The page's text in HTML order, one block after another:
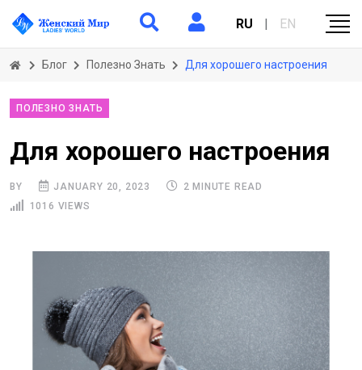
RU | EN
Блог Полезно Знать Для хорошего настроения
ПОЛЕЗНО ЗНАТЬ
Для хорошего настроения
BY JANUARY 20, 2023
2 MINUTE READ
1016 VIEWS